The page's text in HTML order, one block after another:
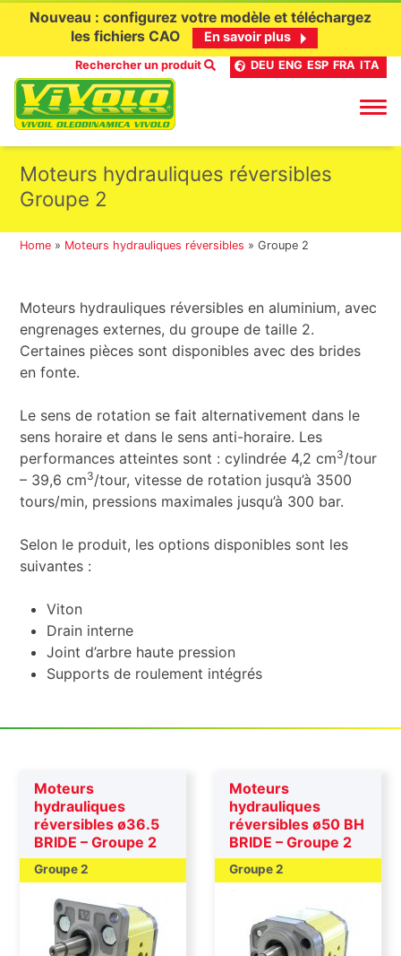
contenu
Nouveau : configurez votre modèle et téléchargez
les fichiers CAO
En savoir plus
Rechercher un produit DEU ENG ESP FRA ITA
Moteurs hydrauliques réversibles
Groupe 2
Home » Moteurs hydrauliques réversibles »Groupe 2
Moteurs hydrauliques réversibles en aluminium, avec
engrenages externes, du groupe de taille 2.
Certaines pièces sont disponibles avec des brides
en fonte.
Le sens de rotation se fait alternativement dans le
sens horaire et dans le sens anti-horaire. Les
performances atteintes sont : cylindrée 4,2 cm3/tour
– 39,6 cm3/tour, vitesse de rotation jusqu’à 3500
tours/min, pressions maximales jusqu’à 300 bar.
Selon le produit, les options disponibles sont les
suivantes :
Viton
Drain interne
Joint d’arbre haute pression
Supports de roulement intégrés
Moteurs
hydrauliques
réversibles ø36.5
BRIDE – Groupe 2
Groupe 2
Moteurs
hydrauliques
réversibles ø50 BH
BRIDE – Groupe 2
Groupe 2